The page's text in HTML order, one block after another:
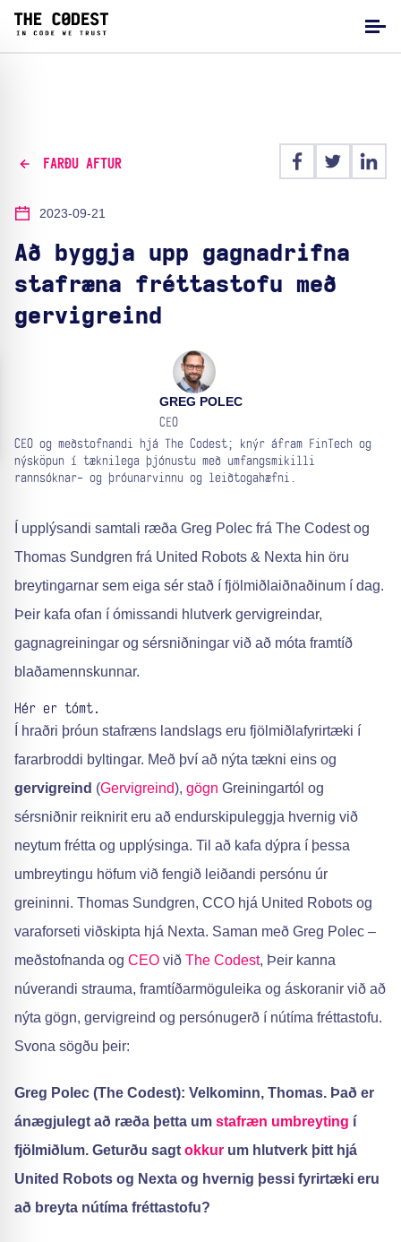
FARÐU AFTUR
2023-09-21
Að byggja upp gagnadrifna
stafræna fréttastofu með
gervigreind
GREG POLEC
CEO
CEO og meðstofnandi hjá The Codest; knýr áfram FinTech og
nýsköpun í tæknilega þjónustu með umfangsmikilli
rannsóknar- og þróunarvinnu og leiðtogahæfni.
Í upplýsandi samtali ræða Greg Polec frá The Codest og
Thomas Sundgren frá United Robots & Nexta hin öru
breytingarnar sem eiga sér stað í fjölmiðlaiðnaðinum í dag.
Þeir kafa ofan í ómissandi hlutverk gervigreindar,
gagnagreiningar og sérsniðningar við að móta framtíð
blaðamennskunnar.
Hér er tómt.
Í hraðri þróun stafræns landslags eru fjölmiðlafyrirtæki í
fararbroddi byltingar. Með því að nýta tækni eins og
gervigreind (Gervigreind), gögn Greiningartól og
sérsniðnir reiknirit eru að endurskipuleggja hvernig við
neytum frétta og upplýsinga. Til að kafa dýpra í þessa
umbreytingu höfum við fengið leiðandi persónu úr
greininni. Thomas Sundgren, CCO hjá United Robots og
varaforseti viðskipta hjá Nexta. Saman með Greg Polec –
meðstofnanda og CEO við The Codest, Þeir kanna
núverandi strauma, framtíðarmöguleika og áskoranir við að
nýta gögn, gervigreind og persónugerð í nútíma fréttastofu.
Svona sögðu þeir:
Greg Polec (The Codest): Velkominn, Thomas. Það er
ánægjulegt að ræða þetta um stafræn umbreyting í
fjölmiðlum. Geturðu sagt okkur um hlutverk þitt hjá
United Robots og Nexta og hvernig þessi fyrirtæki eru
að breyta nútíma fréttastofu?